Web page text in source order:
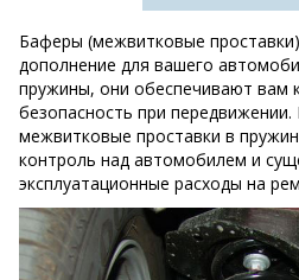
Баферы (межвитковые
дополнение для вашего
пружины, они обеспечивают вам
безопасность при
межвитковые проставки в
контроль над автомобилем и
эксплуатационные расходы на